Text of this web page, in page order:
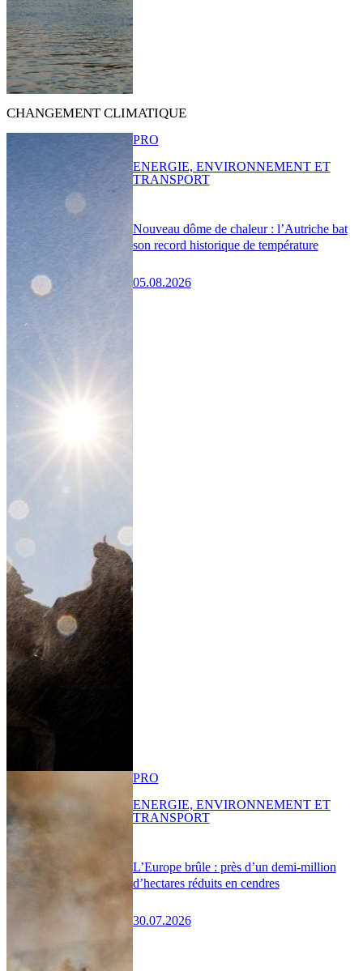
CHANGEMENT CLIMATIQUE
Nouveau dôme de chaleur : l’Autriche bat
son record historique de température
05.08.2026
PRO
ENERGIE, ENVIRONNEMENT ET
TRANSPORT
L’Europe brûle : près d’un demi-million
d’hectares réduits en cendres
30.07.2026
PRO
ENERGIE, ENVIRONNEMENT ET
TRANSPORT